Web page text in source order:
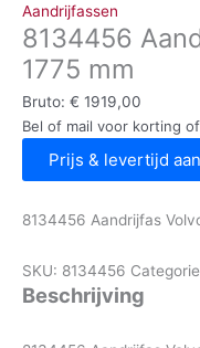
Aandrijfassen
8134456
1775 mm
Bruto: € 1919,00
Bel of mail voor korting
Prijs & levertijd
8134456 Aandrijfas
SKU: 8134456
Beschrijving